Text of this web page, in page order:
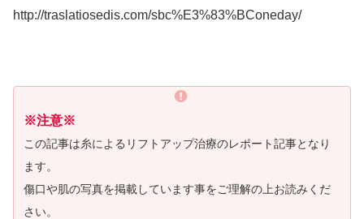
http://traslatiosedis.com/sbc%E3%83%BConeday/
※注意※
この記事は糸によるリフトアップ治療のレポート記事となり
ます。
傷口や肌の写真を掲載しています事をご理解の上お読みくだ
さい。